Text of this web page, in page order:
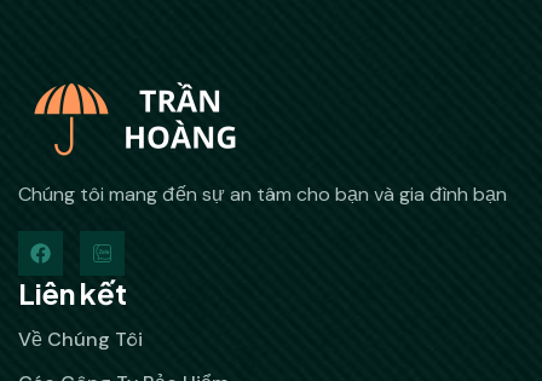
Chúng tôi mang đến sự an tâm cho bạn và gia đình bạn
Liên kết
Về Chúng Tôi